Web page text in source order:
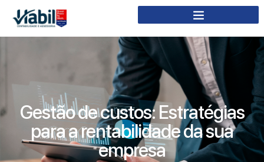
Gestão de custos: Estratégias
para a rentabilidade da sua
empresa